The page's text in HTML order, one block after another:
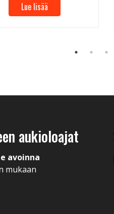
Lue lisää
aukioloajat
avoinna
mukaan